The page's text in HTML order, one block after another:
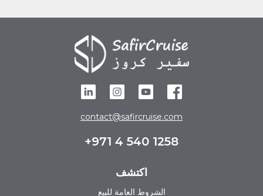
contact@safircruise.com
+971 4 540 1258
اكتشف
الشروط العامة للبيع